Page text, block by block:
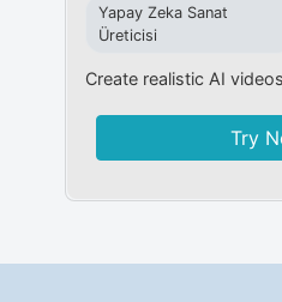
Yapay Zeka Sanat
Üreticisi
Create realistic AI
Try